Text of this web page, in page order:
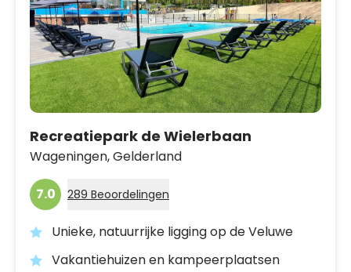
Recreatiepark de Wielerbaan
Wageningen,Gelderland
7.0 289 Beoordelingen
Unieke, natuurrijke ligging op de Veluwe
Vakantiehuizen en kampeerplaatsen